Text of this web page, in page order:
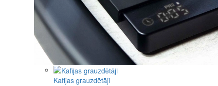
Kafijas grauzdētāji